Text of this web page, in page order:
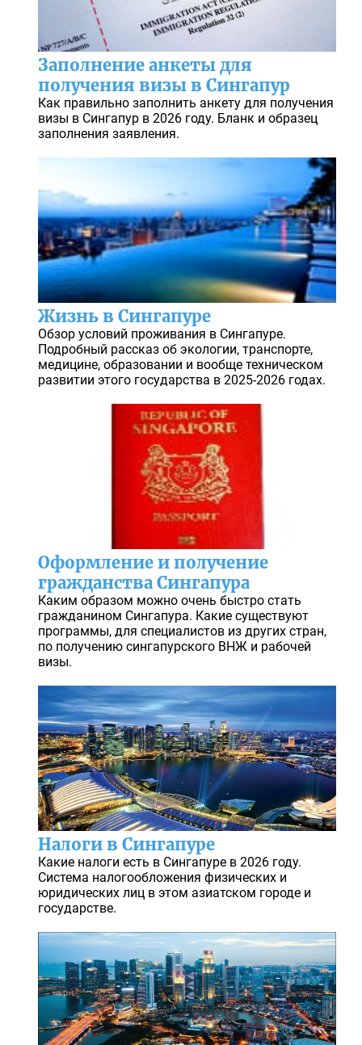
Заполнение анкеты для
получения визы в Сингапур
Как правильно заполнить анкету для получения
визы в Сингапур в 2026 году. Бланк и образец
заполнения заявления.
Жизнь в Сингапуре
Обзор условий проживания в Сингапуре.
Подробный рассказ об экологии, транспорте,
медицине, образовании и вообще техническом
развитии этого государства в 2025-2026 годах.
Оформление и получение
гражданства Сингапура
Каким образом можно очень быстро стать
гражданином Сингапура. Какие существуют
программы, для специалистов из других стран,
по получению сингапурского ВНЖ и рабочей
визы.
Налоги в Сингапуре
Какие налоги есть в Сингапуре в 2026 году.
Система налогообложения физических и
юридических лиц в этом азиатском городе и
государстве.